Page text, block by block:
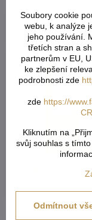
ověření
69 Kč
57,02 Kč bez
Bylinka - Šalvěj
ověření
69 Kč
Soubory cookie
webu, k analýze
jeho používání.
třetích stran a
partnerům v EU,
ke zlepšení
podrobnosti zde
zde https://
CR
Kliknutím na
svůj souhlas s
Odmítnout